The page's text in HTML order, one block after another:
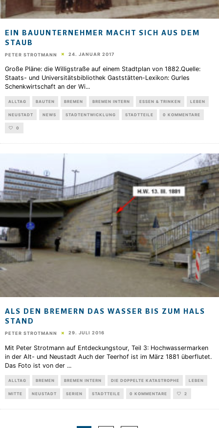
EIN BAUUNTERNEHMER MACHT SICH AUS DEM
STAUB
PETER STROTMANN 24. JANUAR 2017
Große Pläne: die Willigstraße auf einem Stadtplan von 1882.Quelle:
Staats- und Universitätsbibliothek Gaststätten-Lexikon: Gurles
Schenkwirtschaft an der Wi...
ALLTAG BAUTEN BREMEN BREMEN INTERN ESSEN & TRINKEN LEBEN
NEUSTADT NEWS STADTENTWICKLUNG STADTTEILE 0 KOMMENTARE
0
ALS DEN BREMERN DAS WASSER BIS ZUM HALS
STAND
PETER STROTMANN 29. JULI 2016
Mit Peter Strotmann auf Entdeckungstour, Teil 3: Hochwassermarken
in der Alt- und Neustadt Auch der Teerhof ist im März 1881 überflutet.
Das Foto ist von der ...
ALLTAG BREMEN BREMEN INTERN DIE DOPPELTE KATASTROPHE LEBEN
MITTE NEUSTADT SERIEN STADTTEILE 0 KOMMENTARE 2